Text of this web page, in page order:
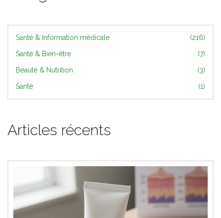
Santé & Information médicale (216)
Santé & Bien-être (7)
Beauté & Nutrition (3)
Santé (1)
Articles récents